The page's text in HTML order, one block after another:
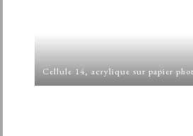
Cellule 14, acrylique sur papier